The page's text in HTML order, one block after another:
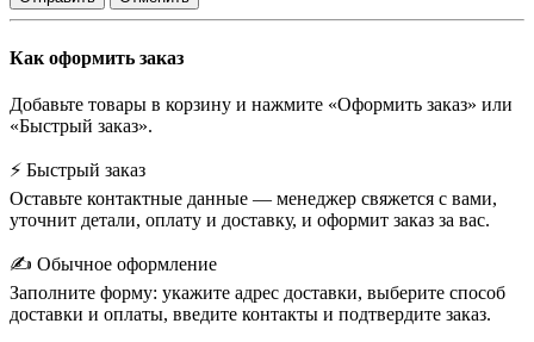
Как оформить заказ
Добавьте товары в корзину и нажмите «Оформить заказ» или
«Быстрый заказ».
⚡ Быстрый заказ
Оставьте контактные данные — менеджер свяжется с вами,
уточнит детали, оплату и доставку, и оформит заказ за вас.
✍️ Обычное оформление
Заполните форму: укажите адрес доставки, выберите способ
доставки и оплаты, введите контакты и подтвердите заказ.